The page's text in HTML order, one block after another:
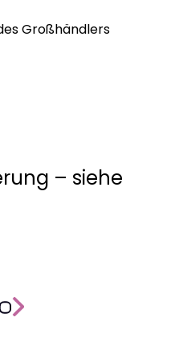
Großhändlers
– siehe